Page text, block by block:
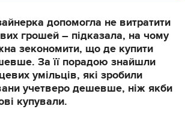
допомогла не витратити
грошей – підказала, на чому
зекономити, що де купити
За її порадою знайшли
умільців, які зробили
учетверо дешевше, ніж якби
купували.